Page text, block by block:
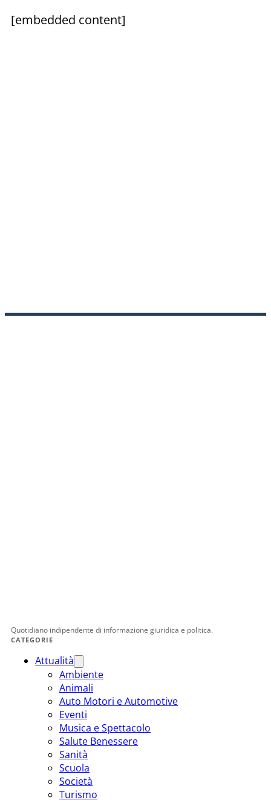
[embedded content]
Quotidiano indipendente di informazione giuridica e politica.
CATEGORIE
Attualità
Ambiente
Animali
Auto Motori e Automotive
Eventi
Musica e Spettacolo
Salute Benessere
Sanità
Scuola
Società
Turismo